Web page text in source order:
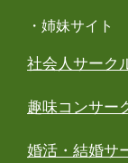
・姉妹サイト
社会人サーク
趣味コンサー
婚活・結婚サ